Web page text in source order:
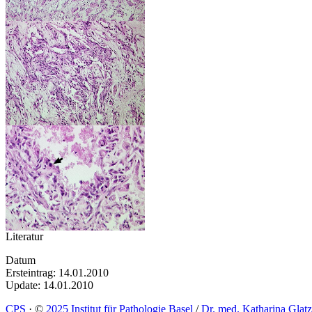
Literatur
Datum
Ersteintrag: 14.01.2010
Update: 14.01.2010
CPS · © 2025 Institut für Pathologie Basel /Dr. med. Katharina